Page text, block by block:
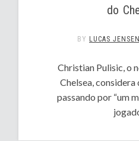
do
BY LUCAS JENSEN
Christian Pulisic, o
Chelsea, considera
passando por “um